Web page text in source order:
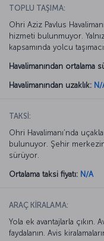
TOPLU TAŞIMA:
Ohri Aziz Pavlus
hizmeti bulunmuyor.
kapsamında yolcu
Havalimanından ortalama
Havalimanından uzaklık: N/
TAKSİ:
Ohri Havalimanı’nda
bulunuyor. Şehir
sürüyor.
Ortalama taksi fiyatı: N/A
ARAÇ KİRALAMA:
Yola ek avantajlarla çıkın.
faydalanın. Avis